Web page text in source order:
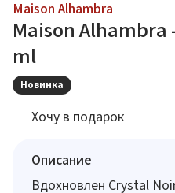
Maison Alhambra
Maison
ml
Новинка
Хочу в подарок
Описание
Вдохновлен Crystal